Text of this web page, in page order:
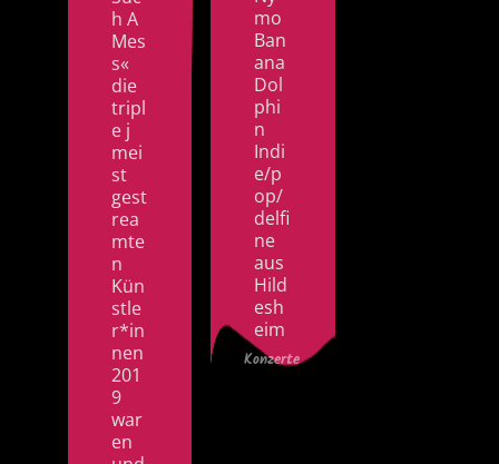
h A
Mes
s«
die
tripl
e j
mei
st
gest
rea
mte
n
Kün
stle
r*in
nen
201
9
war
en
mo
Ban
ana
Dol
phi
n
Indi
e/p
op/
delfi
ne
aus
Hild
esh
eim
Konzerte